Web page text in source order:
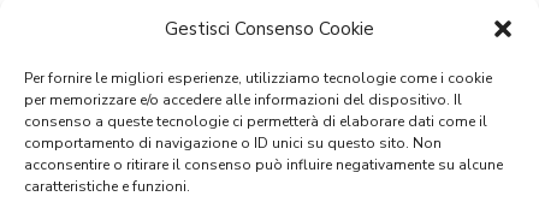
Gestisci Consenso Cookie
Per fornire le migliori esperienze, utilizziamo tecnologie come i cookie
per memorizzare e/o accedere alle informazioni del dispositivo. Il
consenso a queste tecnologie ci permetterà di elaborare dati come il
comportamento di navigazione o ID unici su questo sito. Non
acconsentire o ritirare il consenso può influire negativamente su alcune
caratteristiche e funzioni.
Acquistando tanti prodotti detergenti, che magari sono
anche costosi, essi per riuscire a dare qualche buon
risultato, devono essere usati ogni ora. Puliscono
nell’immediato, ma non offrono un aiuto nel lungo
termine. Questo vuol dire che potremmo spendere
anche centinaia di euro al mese e non avere una buona